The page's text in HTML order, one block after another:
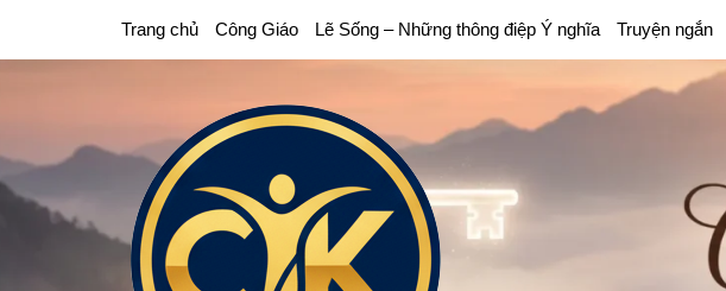
Trang chủ Công Giáo Lẽ Sống – Những thông điệp Ý nghĩa Truyện ngắn